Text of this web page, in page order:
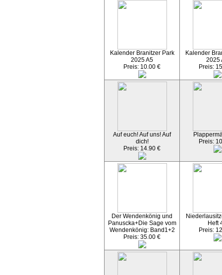
Kalender Branitzer Park
2025 A5
Preis: 10.00 €
Kalender
2025
Preis:
Auf euch! Auf uns! Auf
dich!
Preis: 14.90 €
Preis:
Der Wendenkönig und
Panuscka+Die Sage vom
Wendenkönig: Band1+2
Preis: 35.00 €
Heft
Preis: